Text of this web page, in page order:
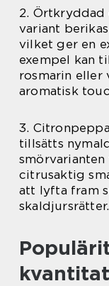
2. Örtkryddad
variant
vilket ger en
exempel kan
rosmarin eller
aromatisk
3.
tillsätts
citrusaktig
att lyfta fram
skaldjursrätter.